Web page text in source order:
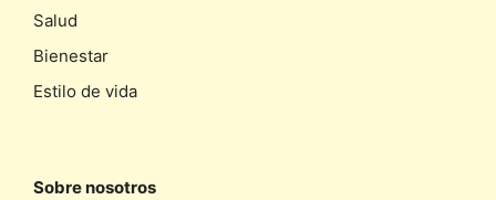
Salud
Bienestar
Estilo de vida
Sobre nosotros